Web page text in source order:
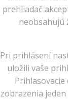
prehliadač
neobsahujú
Pri prihlásení
uložili vaše
zobrazenia